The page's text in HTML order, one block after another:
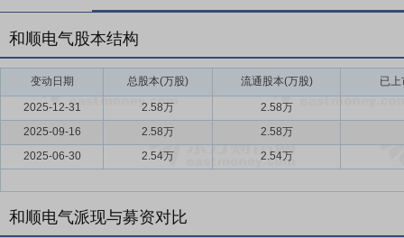
和顺电气股本结构
变动日期 总股本(万股) 流通股本(万股) 已
2025-12-31 2.58万
2.58万
2025-09-16
2.58万
2.58万
2025-06-30
2.54万 2.54万
和顺电气派现与募资对比